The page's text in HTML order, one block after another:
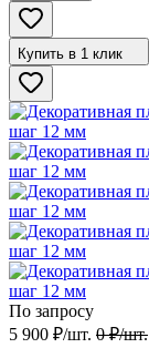
Купить в 1 клик
По запросу
5 900 ₽/шт. 0 ₽/шт.